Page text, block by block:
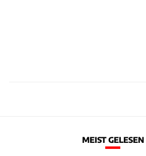
MEIST GELESEN